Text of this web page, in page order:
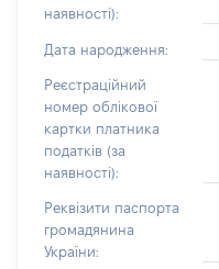
наявності):
Дата народження:
Реєстраційний
номер облікової
картки платника
податків (за
наявності):
Реквізити паспорта
громадянина
України: